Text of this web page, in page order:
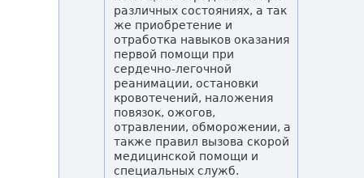
различных состояниях, а так
же приобретение и
отработка навыков оказания
первой помощи при
сердечно-легочной
реанимации, остановки
кровотечений, наложения
повязок, ожогов,
отравлении, обморожении, а
также правил вызова скорой
медицинской помощи и
специальных служб.